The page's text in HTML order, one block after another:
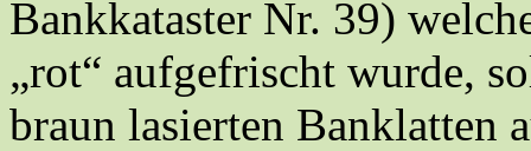
Bankkataster Nr. 39)
„rot“ aufgefrischt wurde,
braun lasierten Banklatten